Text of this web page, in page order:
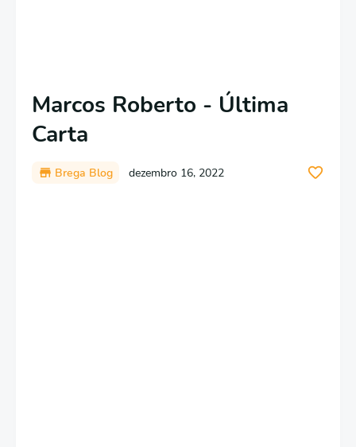
Marcos Roberto - Última
Carta
Brega Blog dezembro 16, 2022